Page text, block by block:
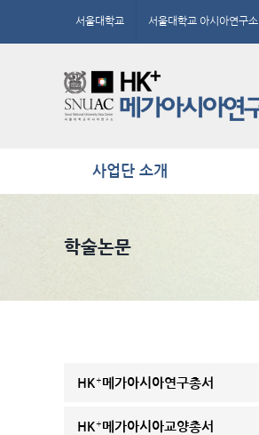
서울대학교 서울대학교 아시아연구소
사업단 소개
학술논문
HK⁺메가아시아연구총서
HK⁺메가아시아교양총서